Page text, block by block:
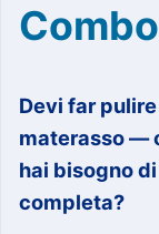
Devi far
materasso —
hai bisogno
completa?